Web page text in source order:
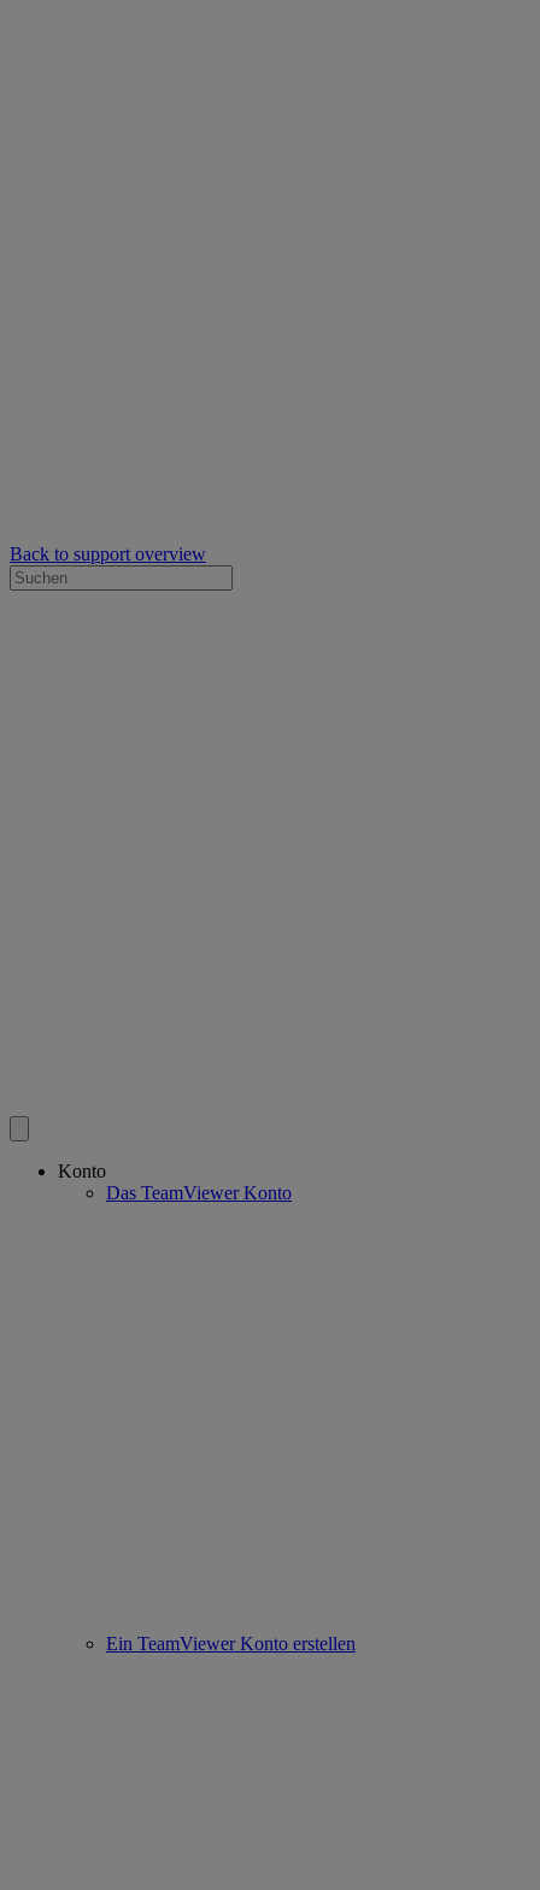
Back to support overview
Konto
Das TeamViewer Konto
Ein TeamViewer Konto erstellen